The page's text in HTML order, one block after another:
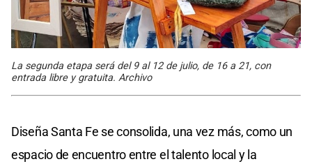
La segunda etapa será del 9 al 12 de julio, de 16 a 21, con
entrada libre y gratuita. Archivo
Diseña Santa Fe se consolida, una vez más, como un
espacio de encuentro entre el talento local y la